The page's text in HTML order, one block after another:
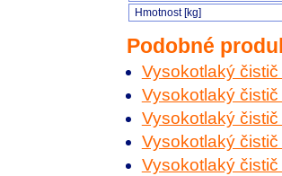
Hmotnost [kg]
Podobné
Vysokotlaký
Vysokotlaký
Vysokotlaký
Vysokotlaký
Vysokotlaký